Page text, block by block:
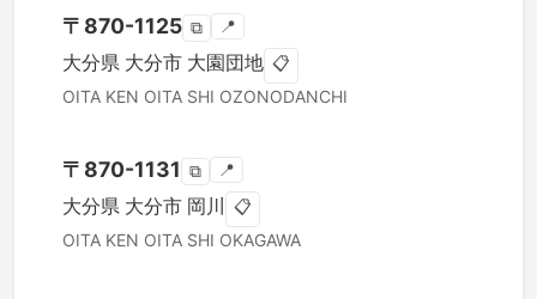
〒 870-1125 ⧉ 📍
大分県 大分市 大園団地 📋
OITA KEN OITA SHI OZONODANCHI
〒 870-1131 ⧉ 📍
大分県 大分市 岡川 📋
OITA KEN OITA SHI OKAGAWA